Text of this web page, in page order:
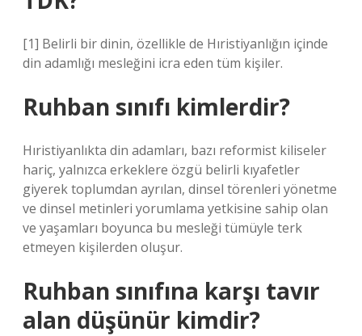
[1] Belirli bir dinin, özellikle de Hıristiyanlığın içinde
din adamlığı mesleğini icra eden tüm kişiler.
Ruhban sınıfı kimlerdir?
Hıristiyanlıkta din adamları, bazı reformist kiliseler
hariç, yalnızca erkeklere özgü belirli kıyafetler
giyerek toplumdan ayrılan, dinsel törenleri yönetme
ve dinsel metinleri yorumlama yetkisine sahip olan
ve yaşamları boyunca bu mesleği tümüyle terk
etmeyen kişilerden oluşur.
Ruhban sınıfına karşı tavır
alan düşünür kimdir?